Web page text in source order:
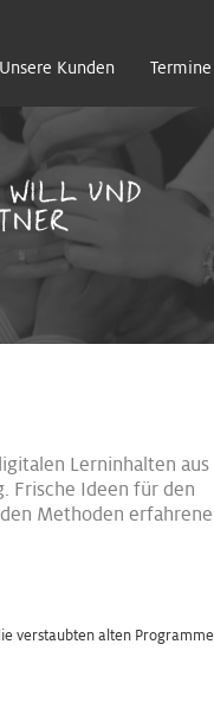
Unsere Kunden Termine
WILL UND
Lerninhalten aus
Frische Ideen für den
Methoden
verstaubten alten